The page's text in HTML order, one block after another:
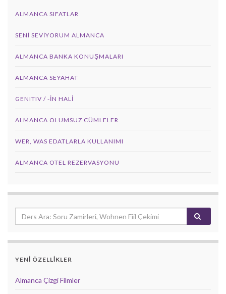
ALMANCA SIFATLAR
SENI SEVIYORUM ALMANCA
ALMANCA BANKA KONUŞMALARI
ALMANCA SEYAHAT
GENITIV / -İN HALİ
ALMANCA OLUMSUZ CÜMLELER
WER, WAS EDATLARLA KULLANIMI
ALMANCA OTEL REZERVASYONU
YENİ ÖZELLİKLER
Almanca Çizgi Filmler